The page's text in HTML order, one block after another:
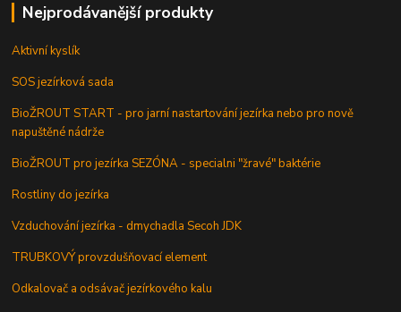
Nejprodávanější produkty
Aktivní kyslík
SOS jezírková sada
BioŽROUT START - pro jarní nastartování jezírka nebo pro nově
napuštěné nádrže
BioŽROUT pro jezírka SEZÓNA - specialni "žravé" baktérie
Rostliny do jezírka
Vzduchování jezírka - dmychadla Secoh JDK
TRUBKOVÝ provzdušňovací element
Odkalovač a odsávač jezírkového kalu